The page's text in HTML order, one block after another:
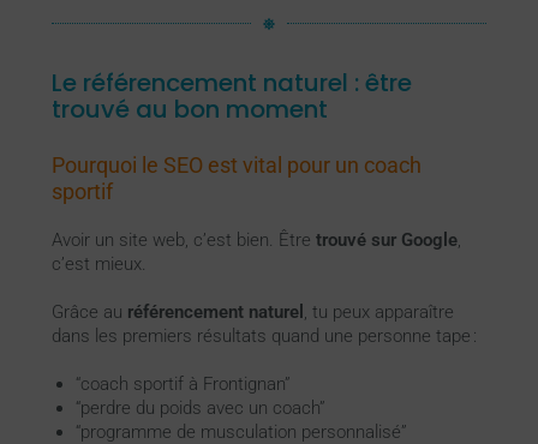
Le référencement naturel : être
trouvé au bon moment
Pourquoi le SEO est vital pour un coach
sportif
Avoir un site web, c’est bien. Être trouvé sur Google,
c’est mieux.
Grâce au référencement naturel , tu peux apparaître
dans les premiers résultats quand une personne tape :
“coach sportif à Frontignan”
“perdre du poids avec un coach”
“programme de musculation personnalisé”